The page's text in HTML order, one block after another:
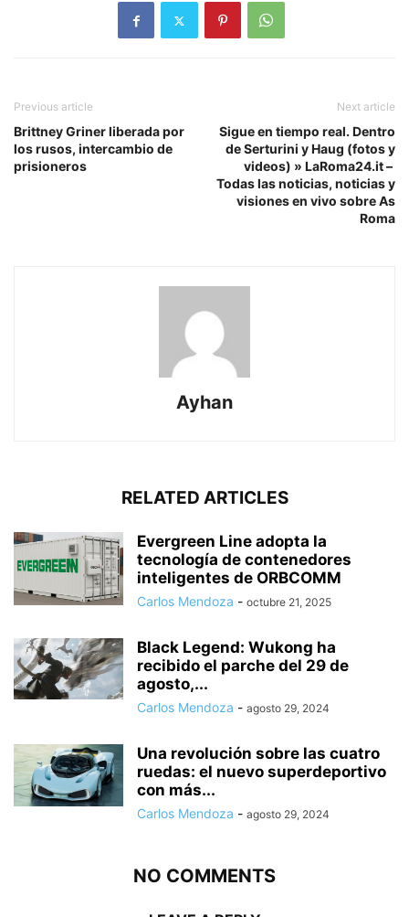
Previous article
Brittney Griner liberada por
los rusos, intercambio de
prisioneros
Next article
Sigue en tiempo real. Dentro
de Serturini y Haug (fotos y
videos) » LaRoma24.it – ​​​​
Todas las noticias, noticias y
visiones en vivo sobre As
Roma
Ayhan
RELATED ARTICLES
Evergreen Line adopta la
tecnología de contenedores
inteligentes de ORBCOMM
Carlos Mendoza - octubre 21, 2025
Black Legend: Wukong ha
recibido el parche del 29 de
agosto,...
Carlos Mendoza - agosto 29, 2024
Una revolución sobre las cuatro
ruedas: el nuevo superdeportivo
con más...
Carlos Mendoza - agosto 29, 2024
NO COMMENTS